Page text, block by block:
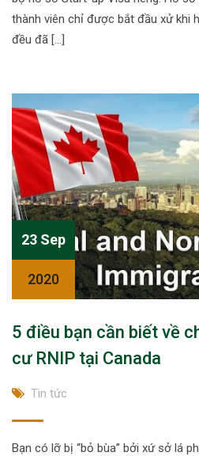
thành viên chỉ được bắt đầu xử khi
đều đã […]
23 Sep
2020
5 điều bạn cần biết về
cư RNIP tại Canada
Tin tức
Bạn có lỡ bị “bỏ bùa” bởi xứ sở lá